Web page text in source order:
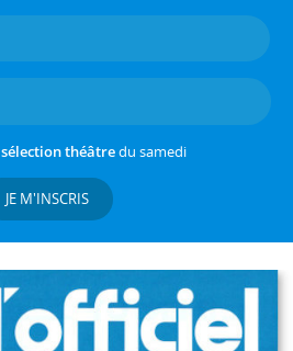
sélection théâtredu samedi
JE M'INSCRIS